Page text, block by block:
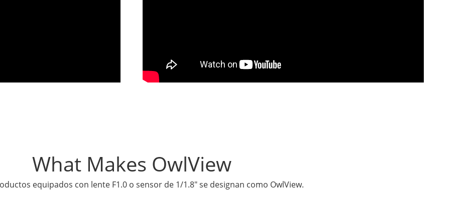
What Makes OwlView
equipados con lente F1.0 o sensor de 1/1.8" se designan como OwlView.